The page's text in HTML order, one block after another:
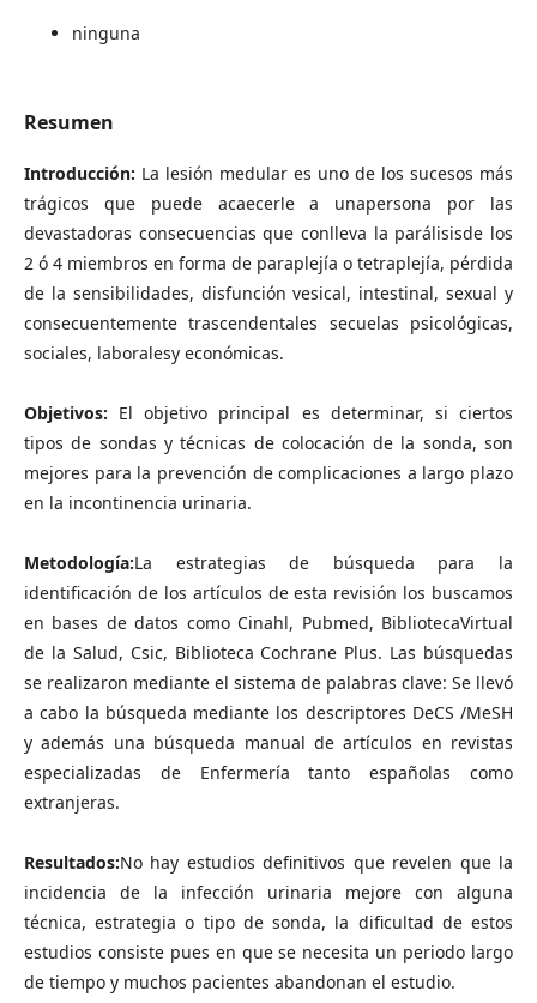
ninguna
Resumen
Introducción: La lesión medular es uno de los sucesos más
trágicos que puede acaecerle a unapersona por las
devastadoras consecuencias que conlleva la parálisisde los
2 ó 4 miembros en forma de paraplejía o tetraplejía, pérdida
de la sensibilidades, disfunción vesical, intestinal, sexual y
consecuentemente trascendentales secuelas psicológicas,
sociales, laboralesy económicas.
Objetivos: El objetivo principal es determinar, si ciertos
tipos de sondas y técnicas de colocación de la sonda, son
mejores para la prevención de complicaciones a largo plazo
en la incontinencia urinaria.
Metodología:La estrategias de búsqueda para la
identificación de los artículos de esta revisión los buscamos
en bases de datos como Cinahl, Pubmed, BibliotecaVirtual
de la Salud, Csic, Biblioteca Cochrane Plus. Las búsquedas
se realizaron mediante el sistema de palabras clave: Se llevó
a cabo la búsqueda mediante los descriptores DeCS /MeSH
y además una búsqueda manual de artículos en revistas
especializadas de Enfermería tanto españolas como
extranjeras.
Resultados:No hay estudios definitivos que revelen que la
incidencia de la infección urinaria mejore con alguna
técnica, estrategia o tipo de sonda, la dificultad de estos
estudios consiste pues en que se necesita un periodo largo
de tiempo y muchos pacientes abandonan el estudio.